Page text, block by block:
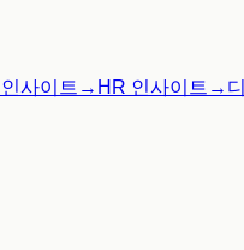
사이트 → HR 인사이트 →